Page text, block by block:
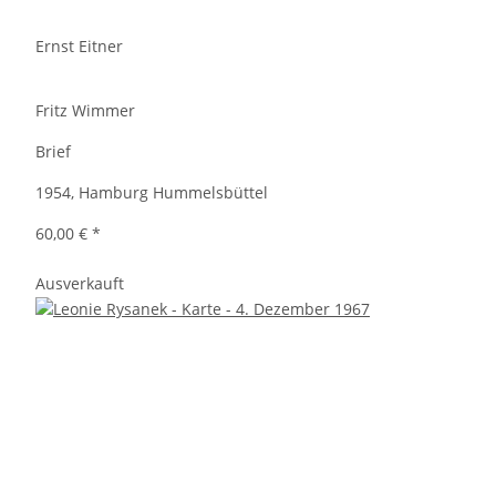
Ernst Eitner
Fritz Wimmer
Brief
1954, Hamburg Hummelsbüttel
60,00 € *
Ausverkauft